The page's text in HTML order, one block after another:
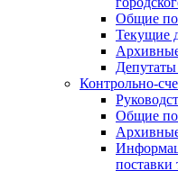
Общие
Текущие
Контрольно-
Общие
поставки